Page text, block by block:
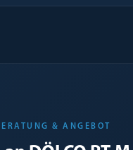
& ANGEBOT